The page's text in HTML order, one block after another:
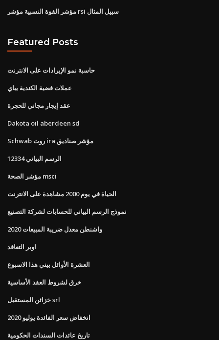
مؤشر القوة النسبية مؤشر rsi سبيل المثال
Featured Posts
حاسبة نمو الإيرادات على الانترنت
عملات فضية الكندية يباي
عقد إيجار مجاني للحجرة
Dakota oil aberdeen sd
Schwab روث ira مؤشر صناديق
الرسم البياني 12334
مؤشر الصحة msci
الحياة في يوم 2000 مشاهدة على الانترنت
نموذج الرسم البياني للحسابات لشركة التصنيع
واشنطن معدل ضريبة المبيعات 2020
اوبر التعاقد
العشرة الأوائل بيني هذا الاسبوع
خرق لشروط العقد الأساسية
خزائن المستقبل srl
انخفاض سعر الفائدة يوليو 2020
تاريخ عائدات السندات الحكومية